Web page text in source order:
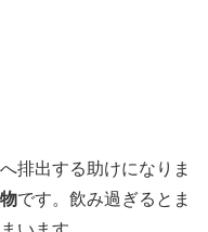
排出する助けになりま
です。飲み過ぎるとま